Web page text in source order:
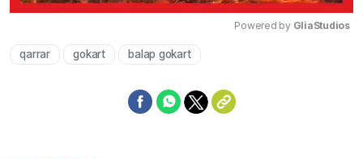
Powered by GliaStudios
qarrar gokart balap gokart